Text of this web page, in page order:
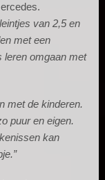
van 2,5 en
met een
leren omgaan met
met de kinderen.
puur en eigen.
kan